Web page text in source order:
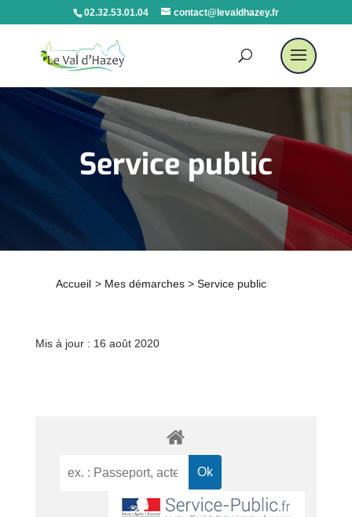
02.32.53.01.04 contact@levaldhazey.fr
Service public
Accueil > Mes démarches > Service public
Mis à jour : 16 août 2020